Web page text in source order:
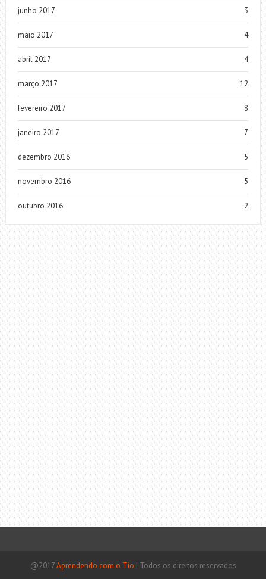
junho 2017 3
maio 2017 4
abril 2017 4
março 2017 12
fevereiro 2017 8
janeiro 2017 7
dezembro 2016 5
novembro 2016 5
outubro 2016 2
@2017Aprendendo com o Tio | Todos os direitos reservados